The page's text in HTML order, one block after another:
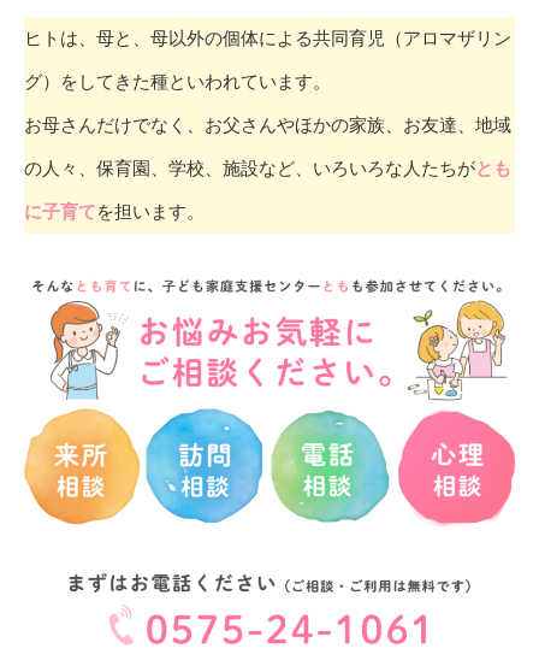
ヒトは、母と、母以外の個体による共同育児（アロマザリン
グ）をしてきた種といわれています。
お母さんだけでなく、お父さんやほかの家族、お友達、地域
の人々、保育園、学校、施設など、いろいろな人たちがとも
に子育てを担います。